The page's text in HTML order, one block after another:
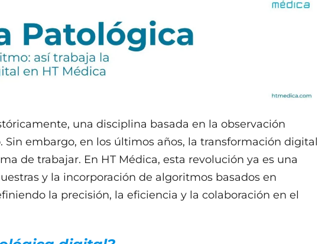
una disciplina basada en la observación
embargo, en los últimos años, la transformación digital
de trabajar. En HT Médica, esta revolución ya es una
y la incorporación de algoritmos basados en
la precisión, la eficiencia y la colaboración en el